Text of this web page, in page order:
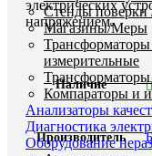
Стенды поверки
Магазины/Меры
Трансформаторы
измерительные
Компараторы и
Анализаторы
Диагностика
Оборудование
электрических
напряжением.
Наличие
Производитель